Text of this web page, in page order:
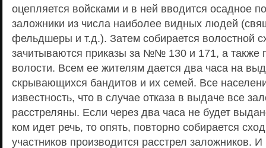
оцепляется войсками и в ней вводится осадное
заложники из числа наиболее видных людей
фельдшеры и т.д.). Затем собирается волостной
зачитываются приказы за №№ 130 и 171, а также
волости. Всем ее жителям дается два часа на
скрывающихся бандитов и их семей. Все
известность, что в случае отказа в выдаче все
расстреляны. Если через два часа не будет
ком идет речь, то опять, повторно собирается
участников производится расстрел заложников. И